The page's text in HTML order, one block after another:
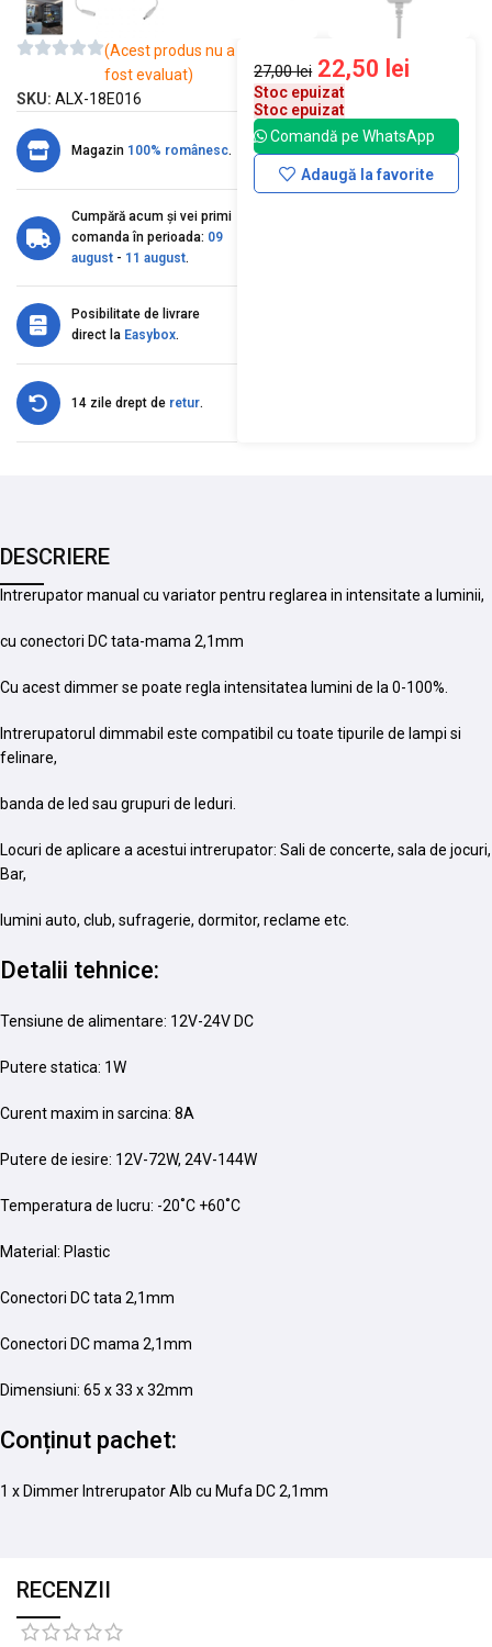
(Acest produs nu a
fost evaluat)
SKU: ALX-18E016
Magazin 100% românesc.
Cumpără acum și vei primi
comanda în perioada: 09
august - 11 august.
Posibilitate de livrare
direct la Easybox.
14 zile drept de retur.
27,00lei 22,50 lei
Stoc epuizat
Stoc epuizat
Comandă pe WhatsApp
Adaugă la favorite
DESCRIERE
Intrerupator manual cu variator pentru reglarea in intensitate a luminii,
cu conectori DC tata-mama 2,1mm
Cu acest dimmer se poate regla intensitatea lumini de la 0-100%.
Intrerupatorul dimmabil este compatibil cu toate tipurile de lampi si
felinare,
banda de led sau grupuri de leduri.
Locuri de aplicare a acestui intrerupator: Sali de concerte, sala de jocuri,
Bar,
lumini auto, club, sufragerie, dormitor, reclame etc.
Detalii tehnice:
Tensiune de alimentare: 12V-24V DC
Putere statica: 1W
Curent maxim in sarcina: 8A
Putere de iesire: 12V-72W, 24V-144W
Temperatura de lucru: -20˚C +60˚C
Material: Plastic
Conectori DC tata 2,1mm
Conectori DC mama 2,1mm
Dimensiuni: 65 x 33 x 32mm
Conținut pachet:
1 x Dimmer Intrerupator Alb cu Mufa DC 2,1mm
RECENZII